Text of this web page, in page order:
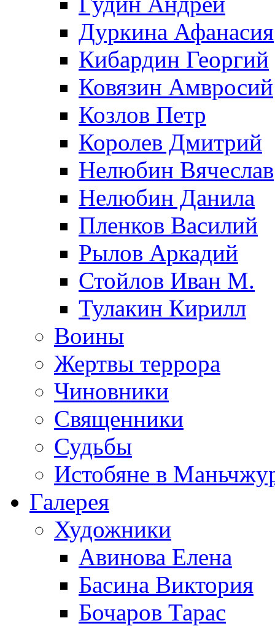
Дуркина Афанасия
Кибардин Георгий
Ковязин Амвросий
Козлов Петр
Королев Дмитрий
Нелюбин Вячеслав
Нелюбин Данила
Пленков Василий
Рылов Аркадий
Стойлов Иван М.
Тулакин Кирилл
Воины
Жертвы террора
Чиновники
Священники
Судьбы
Истобяне в
Галерея
Художники
Авинова Елена
Басина Виктория
Бочаров Тарас